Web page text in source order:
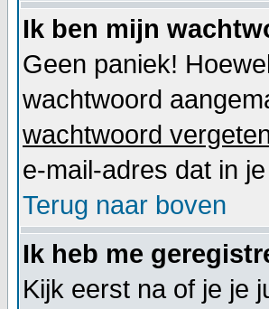
Ik ben mijn
Geen paniek!
wachtwoord
wachtwoord
e-mail-adres dat in
Terug naar boven
Ik heb me
Kijk eerst na of je je